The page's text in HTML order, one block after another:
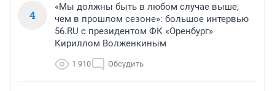
4
«Мы должны быть в любом случае выше,
чем в прошлом сезоне»: большое интервью
56.RU с президентом ФК «Оренбург»
Кириллом Волженкиным
1 910 Обсудить